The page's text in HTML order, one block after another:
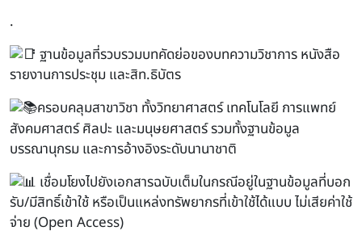
.
ฐานข้อมูลที่รวบรวมบทคัดย่อของบทความวิชาการ หนังสือ
รายงานการประชุม และสิท.ธิบัตร
ครอบคลุมสาขาวิชา ทั้งวิทยาศาสตร์ เทคโนโลยี การแพทย์
สังคมศาสตร์ ศิลปะ และมนุษยศาสตร์ รวมทั้งฐานข้อมูล
บรรณานุกรม และการอ้างอิงระดับนานาชาติ
เชื่อมโยงไปยังเอกสารฉบับเต็มในกรณีอยู่ในฐานข้อมูลที่บอก
รับ/มีสิทธิ์เข้าใช้ หรือเป็นแหล่งทรัพยากรที่เข้าใช้ได้แบบ ไม่เสียค่าใช้
จ่าย (Open Access)